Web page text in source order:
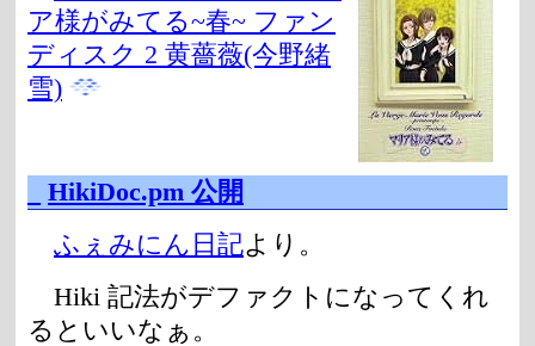
ア様がみてる~春~ ファン
ディスク 2 黄薔薇(今野緒
雪)
HikiDoc.pm 公開
ふぇみにん日記より。
Hiki 記法がデファクトになってくれ
るといいなぁ。